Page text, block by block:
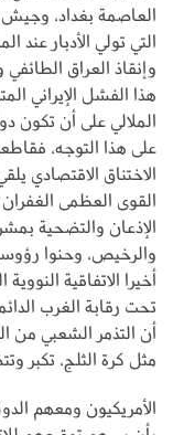
العاصمة بغداد، وجيش
التي تولي الأدبار عند
وإنقاذ العراق
هذا الفشل الإيراني
الملالي على أن تكون
على هذا التوجه،
الاختناق الاقتصادي
القوى العظمى
الإذعان والتضحية
والرخيص، وحنوا
أخيرا الاتفاقية
تحت رقابة الغرب
أن التذمر الشعبي من
مثل كرة الثلج، تكبر
الأمريكيون ومعهم